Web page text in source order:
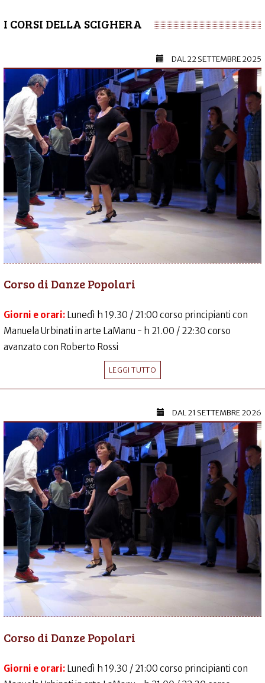
I CORSI DELLA SCIGHERA
DAL22 SETTEMBRE 2025
Corso di Danze Popolari
Giorni e orari: Lunedì h 19.30 / 21:00 corso principianti con
Manuela Urbinati in arte LaManu - h 21.00 / 22:30 corso
avanzato con Roberto Rossi
LEGGI TUTTO
DAL21 SETTEMBRE 2026
Corso di Danze Popolari
Giorni e orari: Lunedì h 19.30 / 21:00 corso principianti con